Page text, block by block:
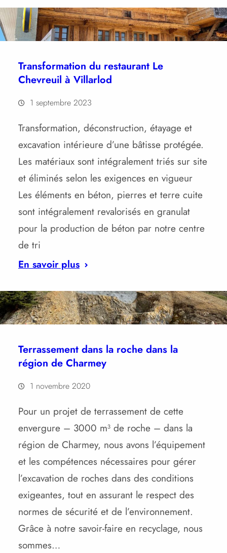
Transformation du restaurant Le
Chevreuil à Villarlod
1 septembre 2023
Transformation, déconstruction, étayage et
excavation intérieure d’une bâtisse protégée.
Les matériaux sont intégralement triés sur site
et éliminés selon les exigences en vigueur
Les éléments en béton, pierres et terre cuite
sont intégralement revalorisés en granulat
pour la production de béton par notre centre
de tri
En savoir plus
Terrassement dans la roche dans la
région de Charmey
1 novembre 2020
Pour un projet de terrassement de cette
envergure – 3000 m³ de roche – dans la
région de Charmey, nous avons l’équipement
et les compétences nécessaires pour gérer
l’excavation de roches dans des conditions
exigeantes, tout en assurant le respect des
normes de sécurité et de l’environnement.
Grâce à notre savoir-faire en recyclage, nous
sommes…